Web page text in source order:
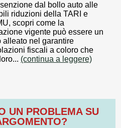
dal bollo auto alle
riduzioni della TARI e
scopri come la
vigente può essere un
alleato nel garantire
fiscali a coloro che
(continua a leggere)
UN PROBLEMA SU